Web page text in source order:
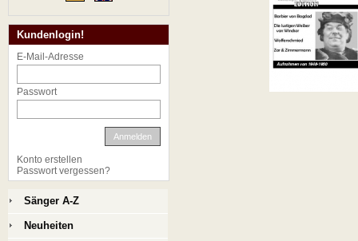
Kundenlogin!
E-Mail-Adresse
Passwort
Anmelden
Konto erstellen
Passwort vergessen?
Sänger A-Z
Neuheiten